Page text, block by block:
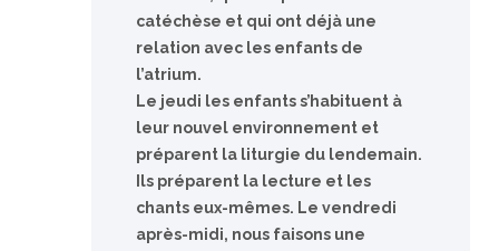
catéchèse et qui ont déjà une
relation avec les enfants de
l’atrium.
Le jeudi les enfants s’habituent à
leur nouvel environnement et
préparent la liturgie du lendemain.
Ils préparent la lecture et les
chants eux-mêmes. Le vendredi
après-midi, nous faisons une